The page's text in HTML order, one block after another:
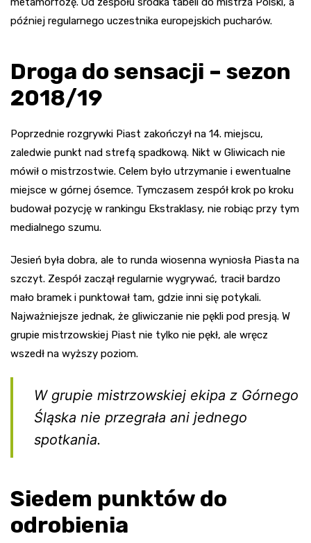
później regularnego uczestnika europejskich pucharów.
Droga do sensacji – sezon
2018/19
Poprzednie rozgrywki Piast zakończył na 14. miejscu,
zaledwie punkt nad strefą spadkową. Nikt w Gliwicach nie
mówił o mistrzostwie. Celem było utrzymanie i ewentualne
miejsce w górnej ósemce. Tymczasem zespół krok po kroku
budował pozycję w rankingu Ekstraklasy, nie robiąc przy tym
medialnego szumu.
Jesień była dobra, ale to runda wiosenna wyniosła Piasta na
szczyt. Zespół zaczął regularnie wygrywać, tracił bardzo
mało bramek i punktował tam, gdzie inni się potykali.
Najważniejsze jednak, że gliwiczanie nie pękli pod presją. W
grupie mistrzowskiej Piast nie tylko nie pękł, ale wręcz
wszedł na wyższy poziom.
W grupie mistrzowskiej ekipa z Górnego
Śląska nie przegrała ani jednego
spotkania.
Siedem punktów do
odrobienia